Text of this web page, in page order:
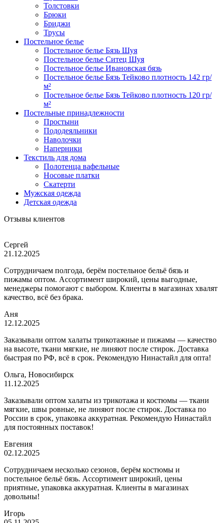
Толстовки
Брюки
Бриджи
Трусы
Постельное белье
Постельное белье Бязь Шуя
Постельное белье Ситец Шуя
Постельное белье Ивановская бязь
Постельное белье Бязь Тейково плотность 142 гр/
м²
Постельное белье Бязь Тейково плотность 120 гр/
м²
Постельные принадлежности
Простыни
Пододеяльники
Наволочки
Наперники
Текстиль для дома
Полотенца вафельные
Носовые платки
Скатерти
Мужская одежда
Детская одежда
Отзывы клиентов
Сергей
21.12.2025
Сотрудничаем полгода, берём постельное бельё бязь и
пижамы оптом. Ассортимент широкий, цены выгодные,
менеджеры помогают с выбором. Клиенты в магазинах хвалят
качество, всё без брака.
Аня
12.12.2025
Заказывали оптом халаты трикотажные и пижамы — качество
на высоте, ткани мягкие, не линяют после стирок. Доставка
быстрая по РФ, всё в срок. Рекомендую Нинастайл для опта!
Ольга, Новосибирск
11.12.2025
Заказывали оптом халаты из трикотажа и костюмы — ткани
мягкие, швы ровные, не линяют после стирок. Доставка по
России в срок, упаковка аккуратная. Рекомендую Нинастайл
для постоянных поставок!
Евгения
02.12.2025
Сотрудничаем несколько сезонов, берём костюмы и
постельное бельё бязь. Ассортимент широкий, цены
приятные, упаковка аккуратная. Клиенты в магазинах
довольны!
Игорь